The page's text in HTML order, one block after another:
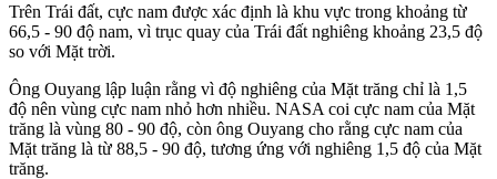
Trên Trái đất, cực nam được xác định là khu vực trong khoảng từ
66,5 - 90 độ nam, vì trục quay của Trái đất nghiêng khoảng 23,5 độ
so với Mặt trời.
Ông Ouyang lập luận rằng vì độ nghiêng của Mặt trăng chỉ là 1,5
độ nên vùng cực nam nhỏ hơn nhiều. NASA coi cực nam của Mặt
trăng là vùng 80 - 90 độ, còn ông Ouyang cho rằng cực nam của
Mặt trăng là từ 88,5 - 90 độ, tương ứng với nghiêng 1,5 độ của Mặt
trăng.